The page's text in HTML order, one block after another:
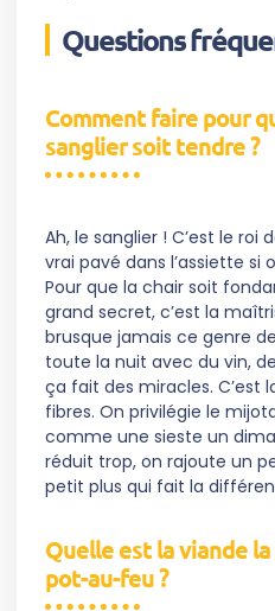
Questions
Comment faire pour
sanglier soit tendre ?
Ah, le sanglier ! C’est le
vrai pavé dans l’assiette
Pour que la chair soit
grand secret, c’est la
brusque jamais ce genre
toute la nuit avec du vin,
ça fait des miracles. C’est
fibres. On privilégie le
comme une sieste un
réduit trop, on rajoute un
petit plus qui fait la
Quelle est la viande
pot-au-feu ?